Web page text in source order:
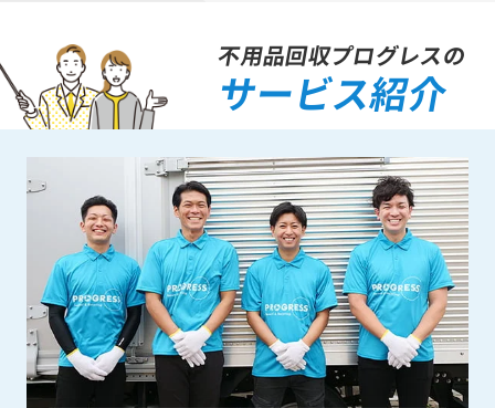
不用品回収プログレスの
サービス紹介